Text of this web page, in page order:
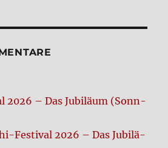
E
2026 – Das Jubi­lä­um (Sonn­
Festi­val 2026 – Das Jubi­lä­